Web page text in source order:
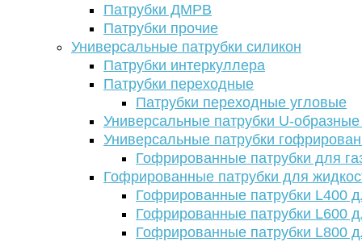
Патрубки ДМРВ
Патрубки прочие
Универсальные патрубки силикон
Патрубки интеркуллера
Патрубки переходные
Патрубки переходные угловые
Универсальные патрубки U-
Универсальные патрубки
Гофрированные патрубки для
Гофрированные патрубки для
Гофрированные патрубки L400
Гофрированные патрубки L600
Гофрированные патрубки L800